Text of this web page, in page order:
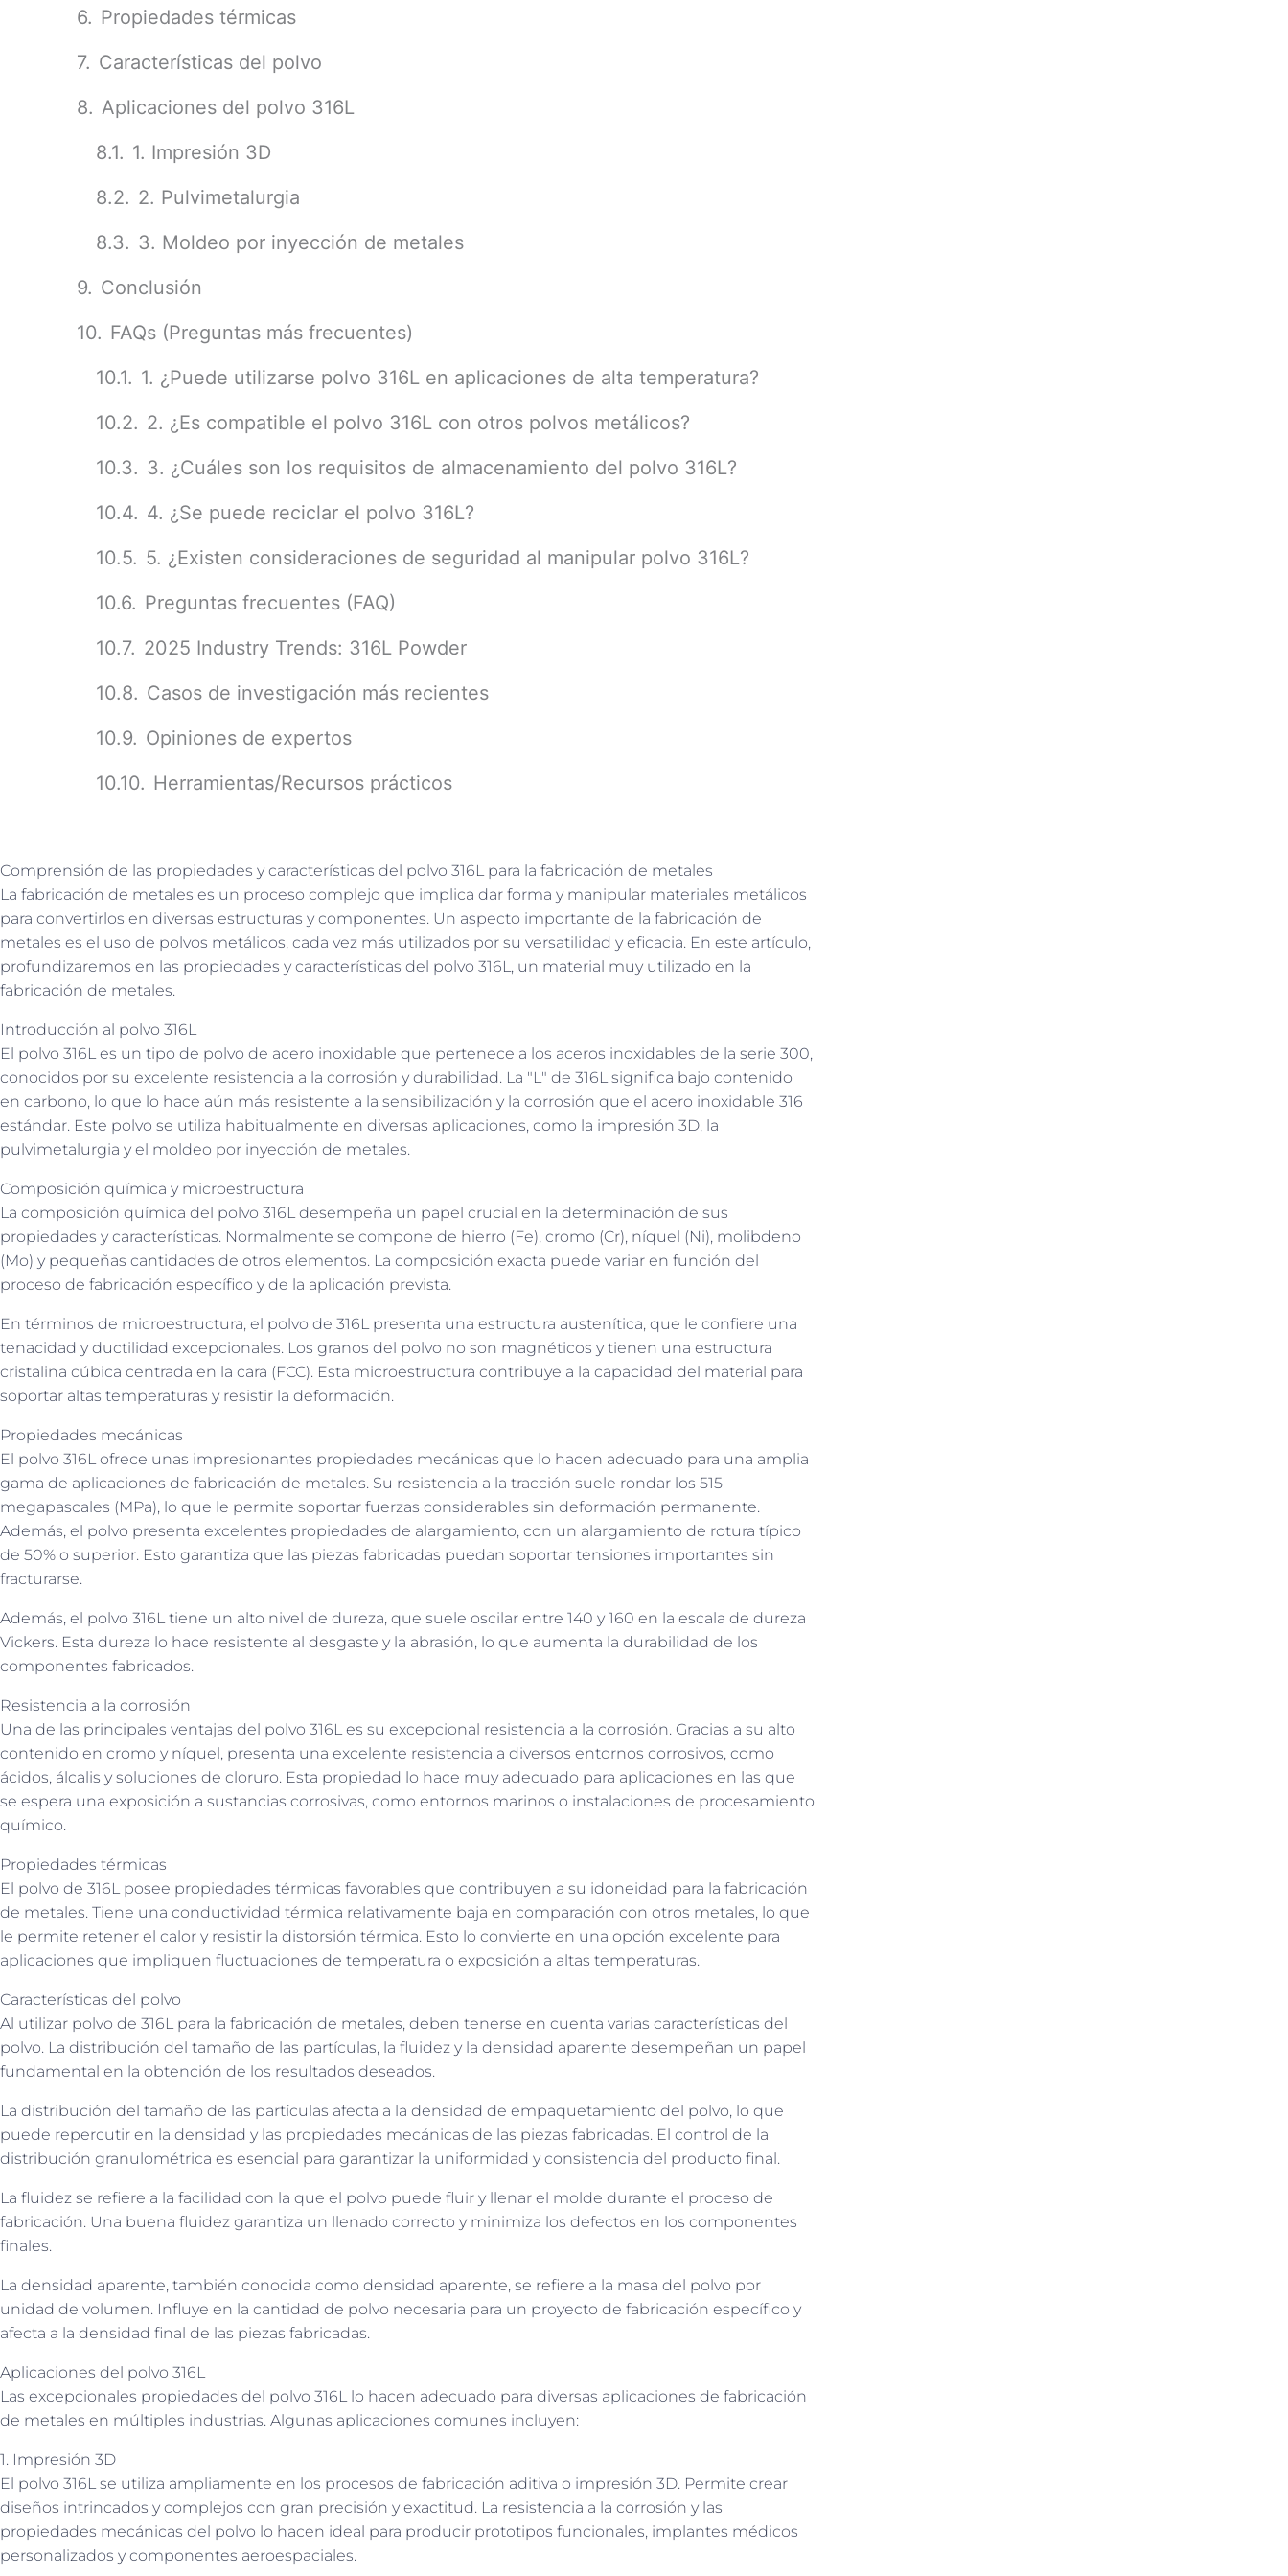
Propiedades térmicas
Características del polvo
Aplicaciones del polvo 316L
1. Impresión 3D
2. Pulvimetalurgia
3. Moldeo por inyección de metales
Conclusión
FAQs (Preguntas más frecuentes)
1. ¿Puede utilizarse polvo 316L en aplicaciones de alta temperatura?
2. ¿Es compatible el polvo 316L con otros polvos metálicos?
3. ¿Cuáles son los requisitos de almacenamiento del polvo 316L?
4. ¿Se puede reciclar el polvo 316L?
5. ¿Existen consideraciones de seguridad al manipular polvo 316L?
Preguntas frecuentes (FAQ)
2025 Industry Trends: 316L Powder
Casos de investigación más recientes
Opiniones de expertos
Herramientas/Recursos prácticos
Comprensión de las propiedades y características del polvo 316L para la fabricación de metales
La fabricación de metales es un proceso complejo que implica dar forma y manipular materiales metálicos
para convertirlos en diversas estructuras y componentes. Un aspecto importante de la fabricación de
metales es el uso de polvos metálicos, cada vez más utilizados por su versatilidad y eficacia. En este artículo,
profundizaremos en las propiedades y características del polvo 316L, un material muy utilizado en la
fabricación de metales.
Introducción al polvo 316L
El polvo 316L es un tipo de polvo de acero inoxidable que pertenece a los aceros inoxidables de la serie 300,
conocidos por su excelente resistencia a la corrosión y durabilidad. La "L" de 316L significa bajo contenido
en carbono, lo que lo hace aún más resistente a la sensibilización y la corrosión que el acero inoxidable 316
estándar. Este polvo se utiliza habitualmente en diversas aplicaciones, como la impresión 3D, la
pulvimetalurgia y el moldeo por inyección de metales.
Composición química y microestructura
La composición química del polvo 316L desempeña un papel crucial en la determinación de sus
propiedades y características. Normalmente se compone de hierro (Fe), cromo (Cr), níquel (Ni), molibdeno
(Mo) y pequeñas cantidades de otros elementos. La composición exacta puede variar en función del
proceso de fabricación específico y de la aplicación prevista.
En términos de microestructura, el polvo de 316L presenta una estructura austenítica, que le confiere una
tenacidad y ductilidad excepcionales. Los granos del polvo no son magnéticos y tienen una estructura
cristalina cúbica centrada en la cara (FCC). Esta microestructura contribuye a la capacidad del material para
soportar altas temperaturas y resistir la deformación.
Propiedades mecánicas
El polvo 316L ofrece unas impresionantes propiedades mecánicas que lo hacen adecuado para una amplia
gama de aplicaciones de fabricación de metales. Su resistencia a la tracción suele rondar los 515
megapascales (MPa), lo que le permite soportar fuerzas considerables sin deformación permanente.
Además, el polvo presenta excelentes propiedades de alargamiento, con un alargamiento de rotura típico
de 50% o superior. Esto garantiza que las piezas fabricadas puedan soportar tensiones importantes sin
fracturarse.
Además, el polvo 316L tiene un alto nivel de dureza, que suele oscilar entre 140 y 160 en la escala de dureza
Vickers. Esta dureza lo hace resistente al desgaste y la abrasión, lo que aumenta la durabilidad de los
componentes fabricados.
Resistencia a la corrosión
Una de las principales ventajas del polvo 316L es su excepcional resistencia a la corrosión. Gracias a su alto
contenido en cromo y níquel, presenta una excelente resistencia a diversos entornos corrosivos, como
ácidos, álcalis y soluciones de cloruro. Esta propiedad lo hace muy adecuado para aplicaciones en las que
se espera una exposición a sustancias corrosivas, como entornos marinos o instalaciones de procesamiento
químico.
Propiedades térmicas
El polvo de 316L posee propiedades térmicas favorables que contribuyen a su idoneidad para la fabricación
de metales. Tiene una conductividad térmica relativamente baja en comparación con otros metales, lo que
le permite retener el calor y resistir la distorsión térmica. Esto lo convierte en una opción excelente para
aplicaciones que impliquen fluctuaciones de temperatura o exposición a altas temperaturas.
Características del polvo
Al utilizar polvo de 316L para la fabricación de metales, deben tenerse en cuenta varias características del
polvo. La distribución del tamaño de las partículas, la fluidez y la densidad aparente desempeñan un papel
fundamental en la obtención de los resultados deseados.
La distribución del tamaño de las partículas afecta a la densidad de empaquetamiento del polvo, lo que
puede repercutir en la densidad y las propiedades mecánicas de las piezas fabricadas. El control de la
distribución granulométrica es esencial para garantizar la uniformidad y consistencia del producto final.
La fluidez se refiere a la facilidad con la que el polvo puede fluir y llenar el molde durante el proceso de
fabricación. Una buena fluidez garantiza un llenado correcto y minimiza los defectos en los componentes
finales.
La densidad aparente, también conocida como densidad aparente, se refiere a la masa del polvo por
unidad de volumen. Influye en la cantidad de polvo necesaria para un proyecto de fabricación específico y
afecta a la densidad final de las piezas fabricadas.
Aplicaciones del polvo 316L
Las excepcionales propiedades del polvo 316L lo hacen adecuado para diversas aplicaciones de fabricación
de metales en múltiples industrias. Algunas aplicaciones comunes incluyen:
1. Impresión 3D
El polvo 316L se utiliza ampliamente en los procesos de fabricación aditiva o impresión 3D. Permite crear
diseños intrincados y complejos con gran precisión y exactitud. La resistencia a la corrosión y las
propiedades mecánicas del polvo lo hacen ideal para producir prototipos funcionales, implantes médicos
personalizados y componentes aeroespaciales.